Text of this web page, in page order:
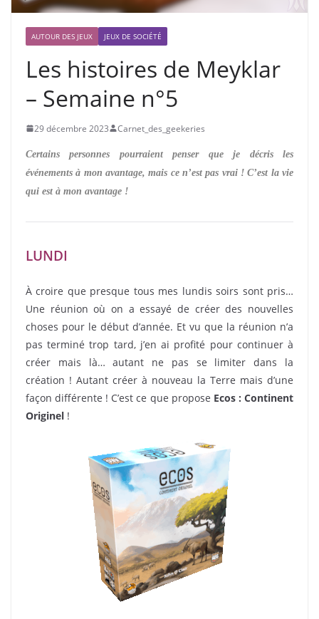
AUTOUR DES JEUX JEUX DE SOCIÉTÉ
Les histoires de Meyklar
– Semaine n°5
29 décembre 2023 Carnet_des_geekeries
Certains personnes pourraient penser que je décris les
événements à mon avantage, mais ce n’est pas vrai ! C’est la vie
qui est à mon avantage !
LUNDI
À croire que presque tous mes lundis soirs sont pris…
Une réunion où on a essayé de créer des nouvelles
choses pour le début d’année. Et vu que la réunion n’a
pas terminé trop tard, j’en ai profité pour continuer à
créer mais là… autant ne pas se limiter dans la
création ! Autant créer à nouveau la Terre mais d’une
façon différente ! C’est ce que propose Ecos : Continent
Originel !